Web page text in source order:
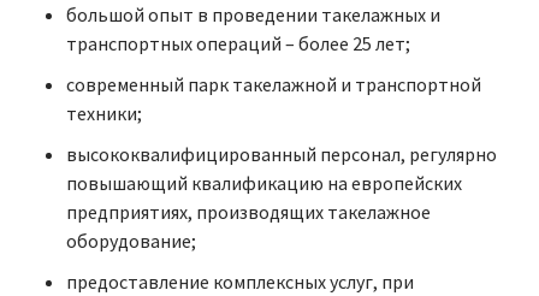
большой опыт в проведении такелажных и
транспортных операций – более 25 лет;
современный парк такелажной и транспортной
техники;
высококвалифицированный персонал, регулярно
повышающий квалификацию на европейских
предприятиях, производящих такелажное
оборудование;
предоставление комплексных услуг, при